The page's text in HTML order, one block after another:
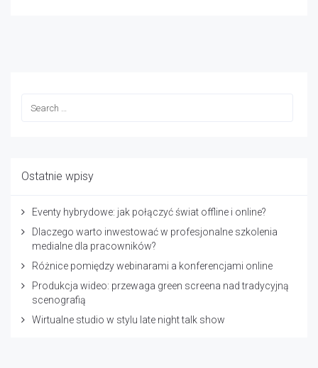
Ostatnie wpisy
Eventy hybrydowe: jak połączyć świat offline i online?
Dlaczego warto inwestować w profesjonalne szkolenia
medialne dla pracowników?
Różnice pomiędzy webinarami a konferencjami online
Produkcja wideo: przewaga green screena nad tradycyjną
scenografią
Wirtualne studio w stylu late night talk show